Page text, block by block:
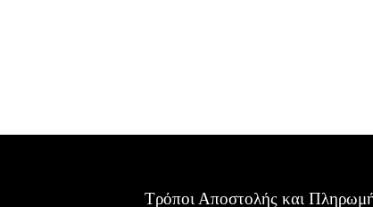
Τρόποι Αποστολής και